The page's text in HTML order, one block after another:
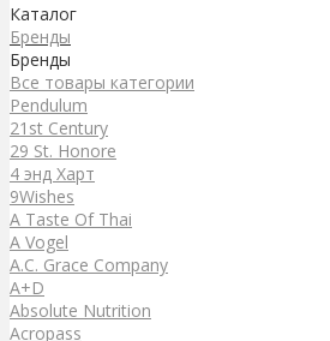
Каталог
Бренды
Бренды
Все товары категории
Pendulum
21st Century
29 St. Honore
4 энд Харт
9Wishes
A Taste Of Thai
A Vogel
A.C. Grace Company
A+D
Absolute Nutrition
Acropass